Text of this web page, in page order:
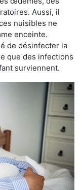
Aussi, il
nuisibles ne
enceinte.
de désinfecter la
que des infections
surviennent.